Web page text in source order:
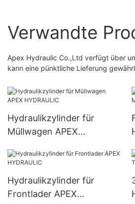
Verwandte
Apex Hydraulic Co.,Ltd verfügt über
kann eine pünktliche Lieferung
Hydraulikzylinder für
Müllwagen APEX
Hydraulikzylinder für
Frontlader APEX